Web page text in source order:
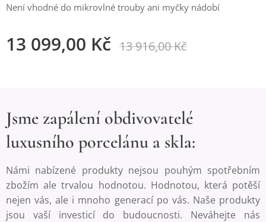
Není vhodné do mikrovlné trouby ani myčky nádobí
13 099,00 Kč 13 916,00Kč
Jsme zapálení obdivovatelé
luxusního porcelánu a skla:
Námi nabízené produkty nejsou pouhým spotřebním
zbožím ale trvalou hodnotou. Hodnotou, která potěší
nejen vás, ale i mnoho generací po vás. Naše produkty
jsou vaší investicí do budoucnosti. Neváhejte nás